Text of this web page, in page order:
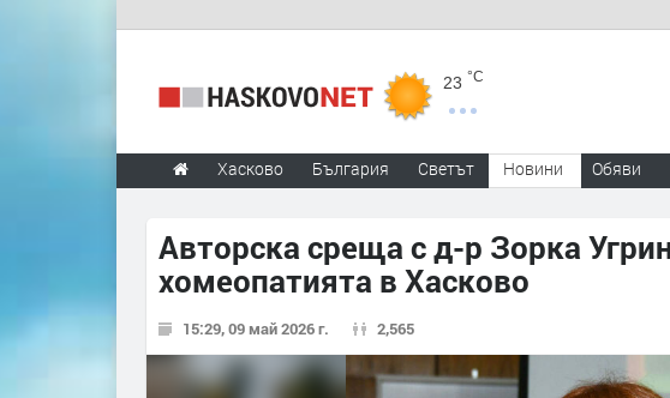
23 °C
Хасково България Светът Новини Обяви
Авторска среща с д-р Зорка
хомеопатията в Хасково
15:29, 09 май 2026 г. 2,565